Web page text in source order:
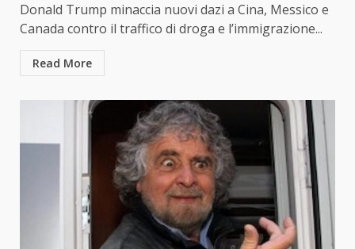
Donald Trump minaccia nuovi dazi a Cina, Messico e
Canada contro il traffico di droga e l’immigrazione...
Read More